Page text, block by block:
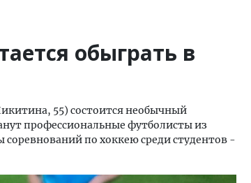
обыграть в
55) состоится необычный
профессиональные футболисты из
по хоккею среди студентов -